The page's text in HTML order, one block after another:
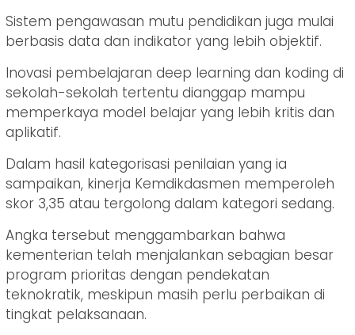
Sistem pengawasan mutu pendidikan juga mulai
berbasis data dan indikator yang lebih objektif.
Inovasi pembelajaran deep learning dan koding di
sekolah-sekolah tertentu dianggap mampu
memperkaya model belajar yang lebih kritis dan
aplikatif.
Dalam hasil kategorisasi penilaian yang ia
sampaikan, kinerja Kemdikdasmen memperoleh
skor 3,35 atau tergolong dalam kategori sedang.
Angka tersebut menggambarkan bahwa
kementerian telah menjalankan sebagian besar
program prioritas dengan pendekatan
teknokratik, meskipun masih perlu perbaikan di
tingkat pelaksanaan.